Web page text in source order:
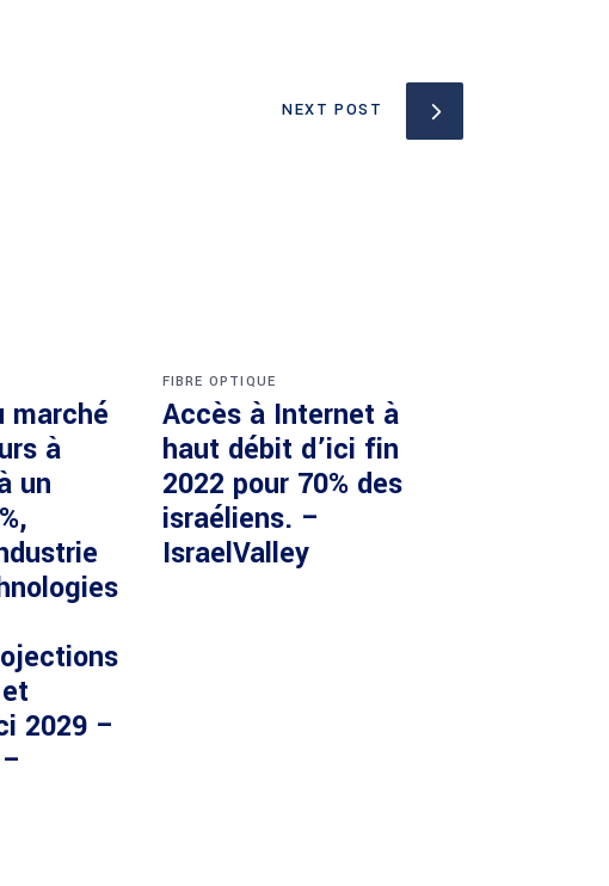
NEXT POST
marché
à
un
2029 –
FIBRE OPTIQUE
Accès à Internet à
haut débit d’ici fin
2022 pour 70% des
israéliens. –
IsraelValley